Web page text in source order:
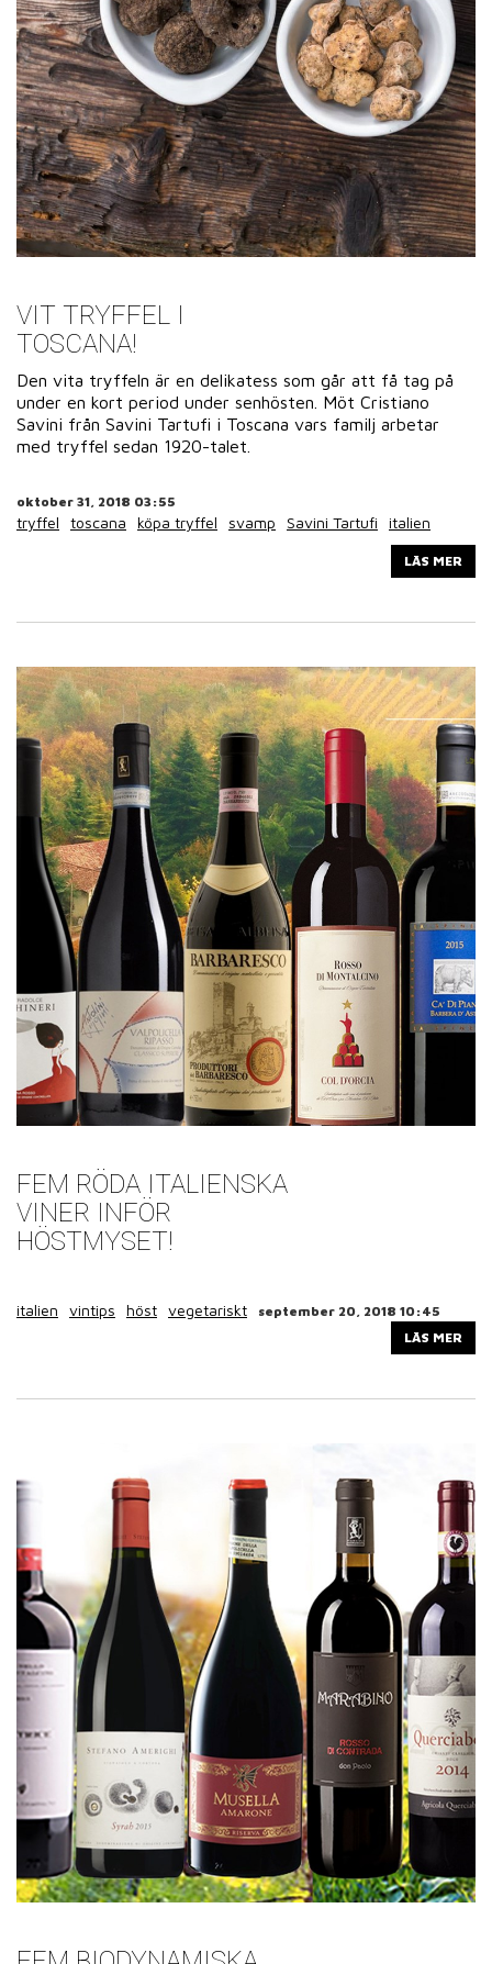
VIT TRYFFEL I
TOSCANA!
Den vita tryffeln är en delikatess som går att få tag på
under en kort period under senhösten. Möt Cristiano
Savini från Savini Tartufi i Toscana vars familj arbetar
med tryffel sedan 1920-talet.
oktober 31, 2018 03:55
tryffel toscana köpa tryffel svamp Savini Tartufi italien
LÄS MER
FEM RÖDA ITALIENSKA
VINER INFÖR
HÖSTMYSET!
september 20, 2018 10:45
italien vintips höst vegetariskt
LÄS MER